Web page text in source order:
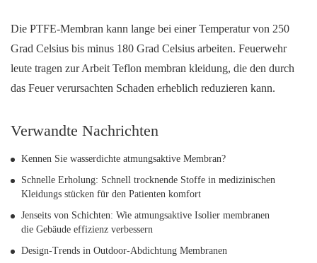
Die PTFE-Membran kann lange bei einer Temperatur von 250
Grad Celsius bis minus 180 Grad Celsius arbeiten. Feuerwehr
leute tragen zur Arbeit Teflon membran kleidung, die den durch
das Feuer verursachten Schaden erheblich reduzieren kann.
Verwandte Nachrichten
Kennen Sie wasserdichte atmungsaktive Membran?
Schnelle Erholung: Schnell trocknende Stoffe in medizinischen
Kleidungs stücken für den Patienten komfort
Jenseits von Schichten: Wie atmungsaktive Isolier membranen
die Gebäude effizienz verbessern
Design-Trends in Outdoor-Abdichtung Membranen